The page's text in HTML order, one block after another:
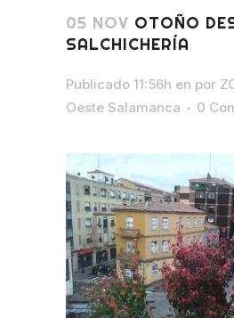
05 NOV OTOÑO
SALCHICHERÍA
Publicado 11:56h en por
Oeste Salamanca
0